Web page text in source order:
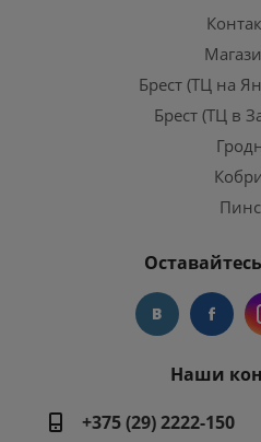
Брест (ТЦ на
Брест (ТЦ в
Наши
+375 (29) 2222-150